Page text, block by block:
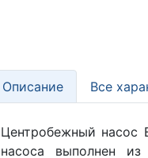
Описание Все
Центробежный насос
насоса выполнен